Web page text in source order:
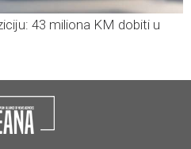
43 miliona KM dobiti u